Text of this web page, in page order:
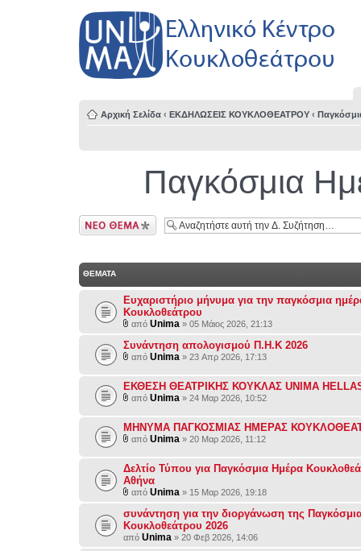
Αρχική Σελίδα ‹ ΕΚΔΗΛΩΣΕΙΣ ΚΟΥΚΛΟΘΕΑΤΡΟΥ ‹
Παγκόσμια
Δημιουργία νέου
θέματος
ΘΕΜΑΤΑ
Eυχαριστήριο μήνυμα για την παγκόσμια
Κουκλοθεάτρου
από Unima » 05 Μάιος 2026, 21:13
Συνάντηση απολογισμού Π.Η.Κ 2026
από Unima » 23 Απρ 2026, 17:13
ΕΚΘΕΣΗ ΘΕΑΤΡΙΚΗΣ ΚΟΥΚΛΑΣ UNIMA
από Unima » 24 Μαρ 2026, 10:52
ΜΗΝΥΜΑ ΠΑΓΚΟΣΜΙΑΣ ΗΜΕΡΑΣ
από Unima » 20 Μαρ 2026, 11:12
Δελτίο Τύπου για Παγκόσμια Ημέρα
Αθήνα
από Unima » 15 Μαρ 2026, 19:18
συνάντηση για την διοργάνωση της
Κουκλοθεάτρου 2026
από Unima » 20 Φεβ 2026, 14:06